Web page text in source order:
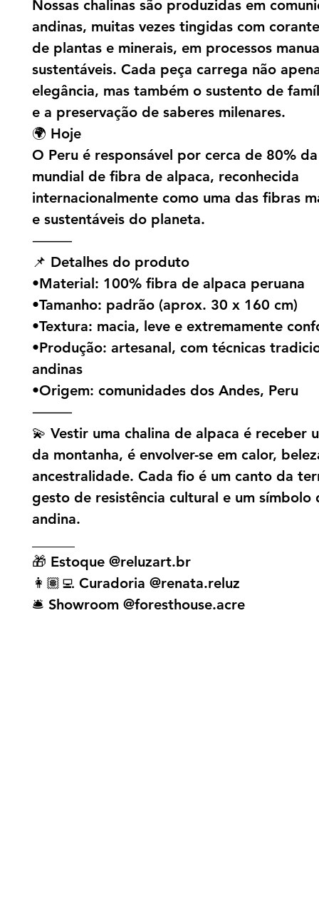
Nossas chalinas são produzidas em
andinas, muitas vezes tingidas com
de plantas e minerais, em processos
sustentáveis. Cada peça carrega não
elegância, mas também o sustento de
e a preservação de saberes milenares.
🌍 Hoje
O Peru é responsável por cerca de 80%
mundial de fibra de alpaca, reconhecida
internacionalmente como uma das fibras
e sustentáveis do planeta.
⸻
📌 Detalhes do produto
•Material: 100% fibra de alpaca peruana
•Tamanho: padrão (aprox. 30 x 160 cm)
•Textura: macia, leve e extremamente
•Produção: artesanal, com técnicas
andinas
•Origem: comunidades dos Andes, Peru
⸻
💫 Vestir uma chalina de alpaca é receber
da montanha, é envolver-se em calor,
ancestralidade. Cada fio é um canto da
gesto de resistência cultural e um símbolo
andina.
🎁 Estoque @reluzart.br
👩🏽‍💻 Curadoria @renata.reluz
🛎️ Showroom @foresthouse.acre